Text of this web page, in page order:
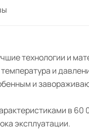
технологии и
и
и
в 60
эксплуатации.